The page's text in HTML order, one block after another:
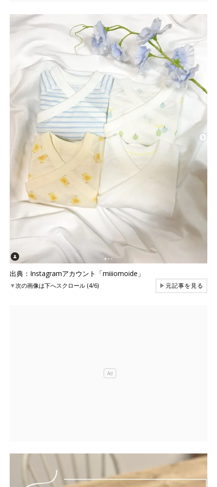
出典：Instagramアカウント「miiiomoide」
▼次の画像は下へスクロール (4/6) ▶元記事を見る